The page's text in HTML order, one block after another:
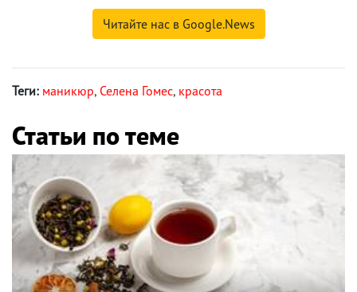
Читайте нас в Google.News
Теги: маникюр, Селена Гомеc, красота
Статьи по теме